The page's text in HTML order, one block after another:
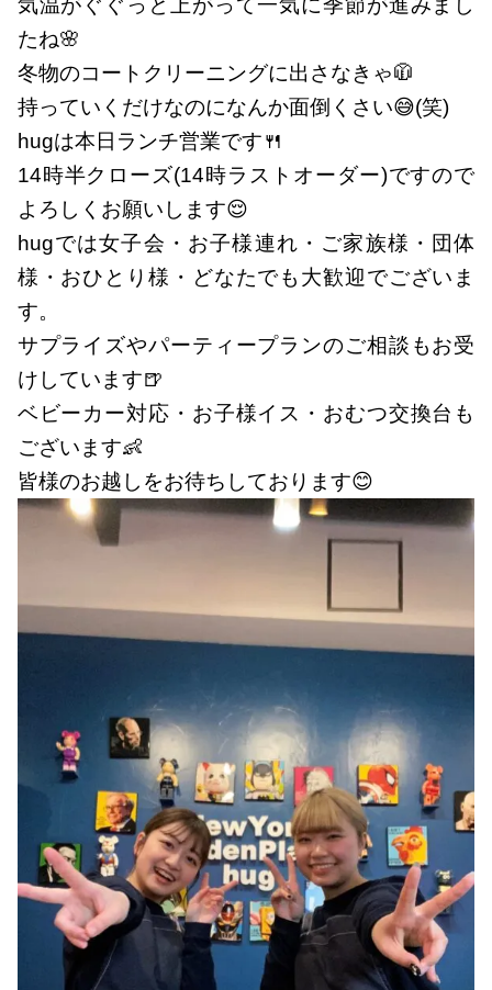
たね🌸
冬物のコートクリーニングに出さなきゃ🧥
持っていくだけなのになんか面倒くさい😅(笑)
hugは本日ランチ営業です🍴
14時半クローズ(14時ラストオーダー)ですので
よろしくお願いします😌
hugでは女子会・お子様連れ・ご家族様・団体
様・おひとり様・どなたでも大歓迎でございま
す。
サプライズやパーティープランのご相談もお受
けしています🍺
ベビーカー対応・お子様イス・おむつ交換台も
ございます👶
皆様のお越しをお待ちしております😊